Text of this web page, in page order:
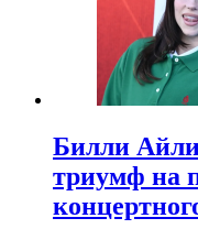
Билли
триумф на